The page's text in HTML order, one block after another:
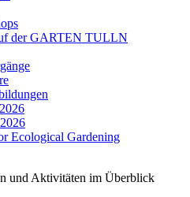
der GARTEN TULLN
Ecological Gardening
und Aktivitäten im Überblick